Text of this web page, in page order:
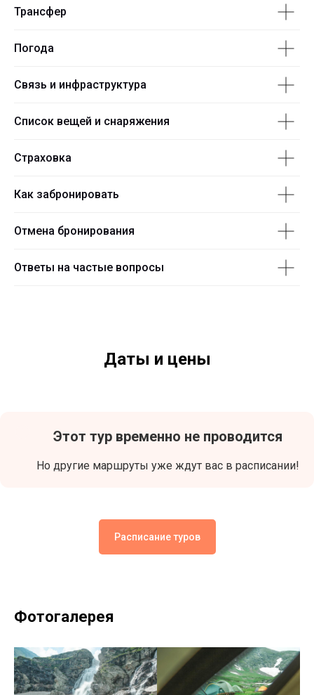
Трансфер
Погода
Связь и инфраструктура
Список вещей и снаряжения
Страховка
Как забронировать
Отмена бронирования
Ответы на частые вопросы
Даты и цены
Этот тур временно не проводится
Но другие маршруты уже ждут вас в расписании!
Расписание туров
Фотогалерея